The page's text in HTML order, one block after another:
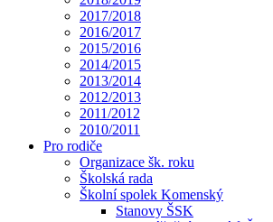
2017/2018
2016/2017
2015/2016
2014/2015
2013/2014
2012/2013
2011/2012
2010/2011
Pro rodiče
Organizace šk. roku
Školská rada
Školní spolek Komenský
Stanovy ŠSK